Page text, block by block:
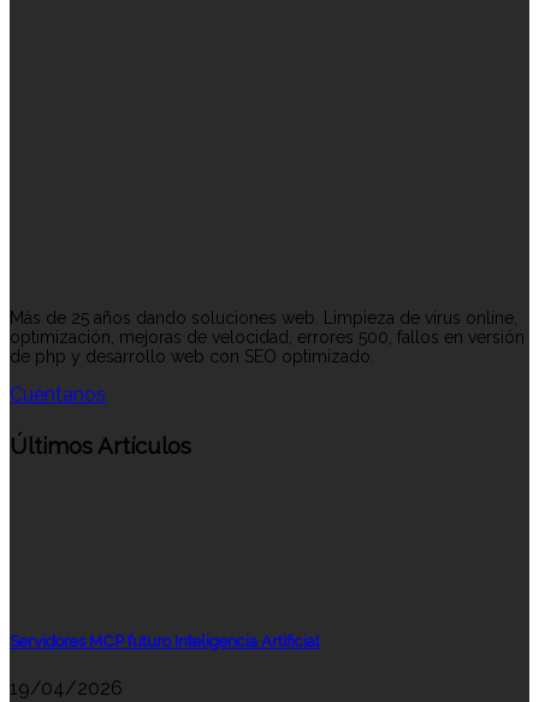
Más de 25 años dando soluciones web. Limpieza de virus online,
optimización, mejoras de velocidad, errores 500, fallos en versión
de php y desarrollo web con SEO optimizado.
Cuéntanos
Últimos Artículos
Servidores MCP futuro Inteligencia Artificial
19/04/2026